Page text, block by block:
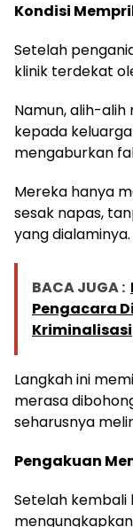
Kondisi
Setelah
klinik terdekat
Namun, alih-
kepada
mengaburkan
Mereka hanya
sesak napas,
yang dialaminya.
BACA JUGA :
Pengacara
Kriminalisasi
Langkah ini
merasa
seharusnya
Pengakuan
Setelah kembali